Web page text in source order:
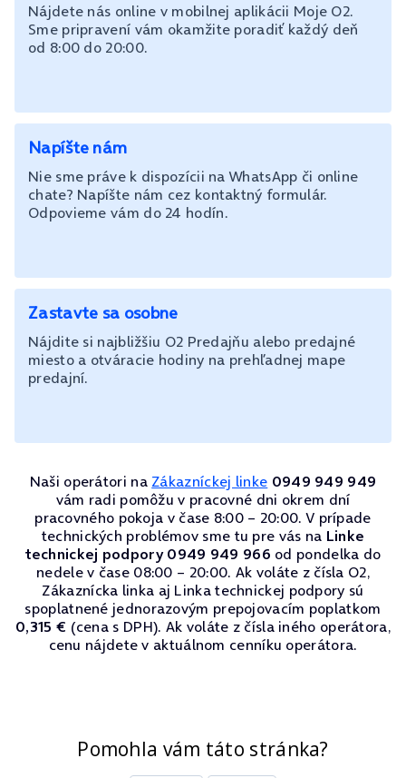
Nájdete nás online v mobilnej aplikácii Moje O2.
Sme pripravení vám okamžite poradiť každý deň
od 8:00 do 20:00.
Napíšte nám
Nie sme práve k dispozícii na WhatsApp či online
chate? Napíšte nám cez kontaktný formulár.
Odpovieme vám do 24 hodín.
Zastavte sa osobne
Nájdite si najbližšiu O2 Predajňu alebo predajné
miesto a otváracie hodiny na prehľadnej mape
predajní.
Naši operátori na Zákazníckej linke 0949 949 949
vám radi pomôžu v pracovné dni okrem dní
pracovného pokoja v čase 8:00 – 20:00. V prípade
technických problémov sme tu pre vás na Linke
technickej podpory 0949 949 966 od pondelka do
nedele v čase 08:00 – 20:00. Ak voláte z čísla O2,
Zákaznícka linka aj Linka technickej podpory sú
spoplatnené jednorazovým prepojovacím poplatkom
0,315 € (cena s DPH). Ak voláte z čísla iného operátora,
cenu nájdete v aktuálnom cenníku operátora.
Pomohla vám táto stránka?